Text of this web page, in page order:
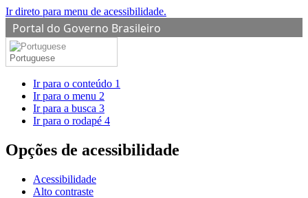
Ir direto para menu de acessibilidade.
Portal do Governo Brasileiro
Portuguese
Ir para o conteúdo 1
Ir para o menu 2
Ir para a busca 3
Ir para o rodapé 4
Opções de acessibilidade
Acessibilidade
Alto contraste